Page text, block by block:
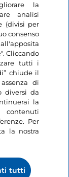
la
analisi
(divisi per
consenso
Cliccando
tutti i
chiude il
di
diversi da
la
Per
la nostra
tutti